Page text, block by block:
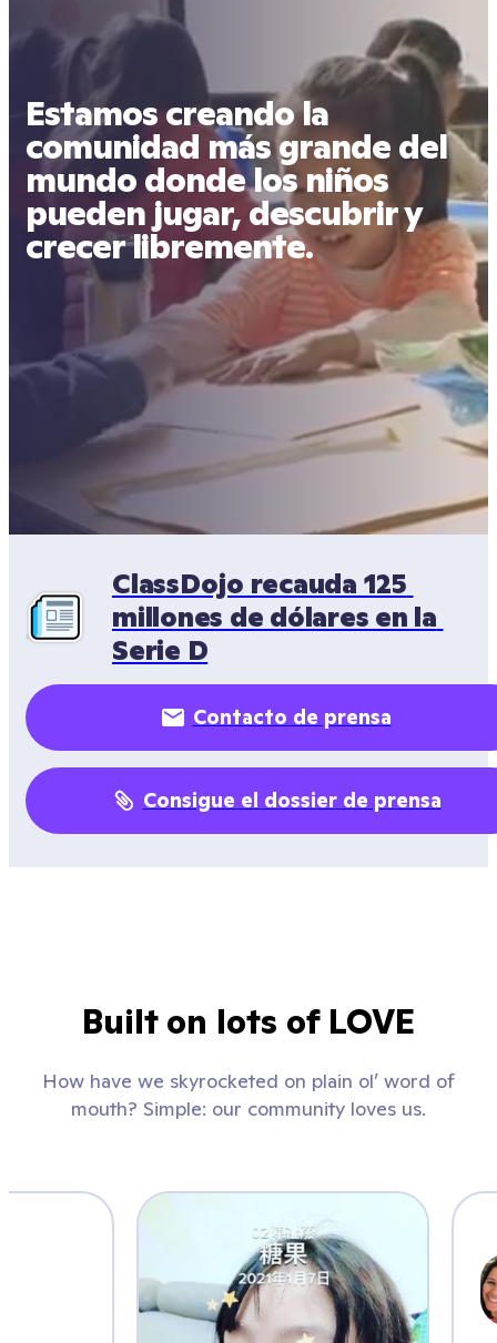
Estamos creando la
comunidad más grande del
mundo donde los niños
pueden jugar, descubrir y
crecer libremente.
ClassDojo recauda 125
millones de dólares en la
Serie D
Contacto de prensa
Consigue el dossier de prensa
Built on lots of LOVE
How have we skyrocketed on plain ol’ word of
mouth? Simple: our community loves us.